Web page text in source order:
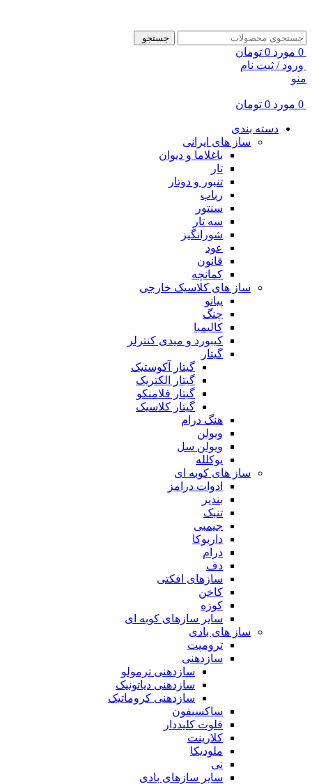
جستجو
0 مورد 0 تومان
ورود / ثبت نام
منو
0 مورد 0 تومان
دسته بندی
ساز های ایرانی
باغلاما و دیوان
تار
تنبور و دوتار
رباب
سنتور
سه تار
شورانگیز
عود
قانون
کمانچه
ساز های کلاسیک خارجی
پیانو
چنگ
کالیمبا
کیبورد و میدی کنترلر
گیتار
گیتار آکوستیک
گیتار الکتریک
گیتار فلامنکو
گیتار کلاسیک
هنگ درام
ویولن
ویولن سل
یوکلله
ساز های کوبه ای
ادوات درامز
بندیر
تنبک
جیمبی
داربوکا
درام
دف
سازهای افکتی
کاخن
کوزه
سایر سازهای کوبه ای
ساز های بادی
ترومپت
سازدهنی
سازدهنی ترمولو
سازدهنی دیاتونیک
سازدهنی کروماتیک
ساکسیفون
فلوت کلیددار
کلارینت
ملودیکا
نی
سایر سازهای بادی